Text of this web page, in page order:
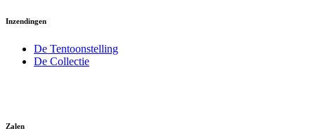
Inzendingen
De Tentoonstelling
De Collectie
Zalen